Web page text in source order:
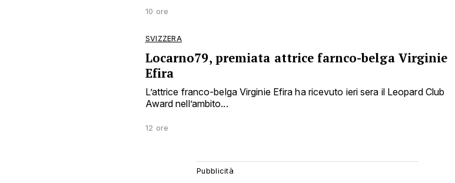
10 ore
SVIZZERA
Locarno79, premiata attrice farnco-belga Virginie
Efira
L’attrice franco-belga Virginie Efira ha ricevuto ieri sera il Leopard Club
Award nell’ambito...
12 ore